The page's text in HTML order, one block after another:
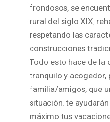
frondosos, se
rural del siglo XIX,
respetando las
construcciones
Todo esto hace de la
tranquilo y acogedor,
familia/amigos, que
situación, te
máximo tus